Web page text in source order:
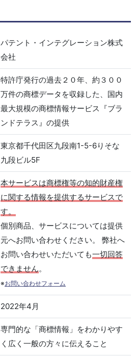
パテント・インテグレーション株式
会社
特許庁発行の過去２０年、約３００
万件の商標データを収録した、国内
最大規模の商標情報サービス『ブラ
ンドテラス』の提供
東京都千代田区九段南1-5-6りそな
九段ビル5F
本サービスは商標権等の知的財産権
に関する情報を提供するサービスで
す。
個別商品、サービスについては提供
元へお問い合わせください。 弊社へ
お問い合わせいただいても一切回答
できません。
※お問い合わせフォーム
2022年4月
専門的な「商標情報」をわかりやす
く広く一般の方々に伝えること